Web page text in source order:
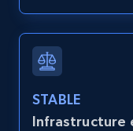
Youtube -
by podcast url
URL, Title,
Video length,
STABLE
Infrastructure